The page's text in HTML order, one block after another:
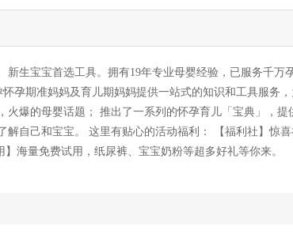
生宝宝首选工具。拥有19年专业母婴经验，已服务千万
孕期准妈妈及育儿期妈妈提供一站式的知识和工具服务
爆的母婴话题； 推出了一系列的怀孕育儿「宝典」，提
自己和宝宝。 这里有贴心的活动福利： 【福利社】惊
海量免费试用，纸尿裤、宝宝奶粉等超多好礼等你来。